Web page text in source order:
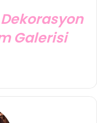
Galerisi